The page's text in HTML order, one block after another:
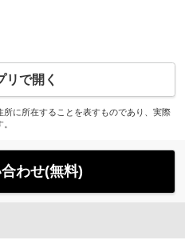
リで開く
に所在することを表すものであり、実際
わせ(無料)